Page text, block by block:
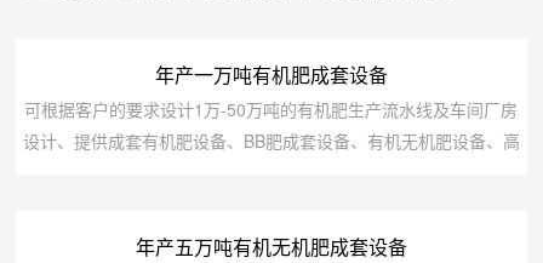
年产一万吨有机肥成套设备
可根据客户的要求设计1万-50万吨的有机肥生产流水线及车间厂房
设计、提供成套有机肥设备、BB肥成套设备、有机无机肥设备、高
设备及鸡粪等高湿物料烘干发酵设备.备注设备名称规格型号装机容
年产五万吨有机无机肥成套设备